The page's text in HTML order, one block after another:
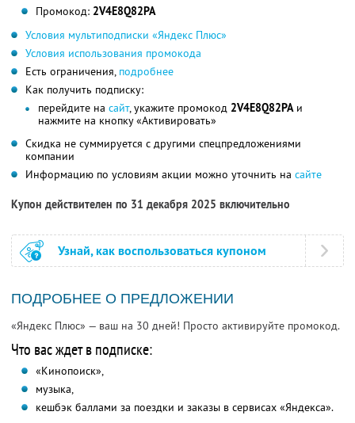
Промокод: 2V4E8Q82PA
Условия мультиподписки «Яндекс Плюс»
Условия использования промокода
Есть ограничения, подробнее
Как получить подписку:
перейдите на сайт, укажите промокод 2V4E8Q82PAи
нажмите на кнопку «Активировать»
Скидка не суммируется с другими спецпредложениями
компании
Информацию по условиям акции можно уточнить на сайте
Купон действителен по 31 декабря 2025 включительно
Узнай, как воспользоваться купоном
ПОДРОБНЕЕ О ПРЕДЛОЖЕНИИ
«Яндекс Плюс» — ваш на 30 дней! Просто активируйте промокод.
Что вас ждет в подписке:
«Кинопоиск»,
музыка,
кешбэк баллами за поездки и заказы в сервисах «Яндекса».